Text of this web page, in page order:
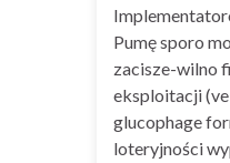
Pumę sporo
zacisze-wilno
eksploitacji
glucophage
loteryjności